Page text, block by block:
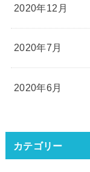
2020年12月
2020年7月
2020年6月
カテゴリー